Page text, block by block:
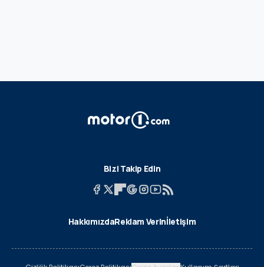
Bizi Takip Edin
HakkımızdaReklam Verinİletişim